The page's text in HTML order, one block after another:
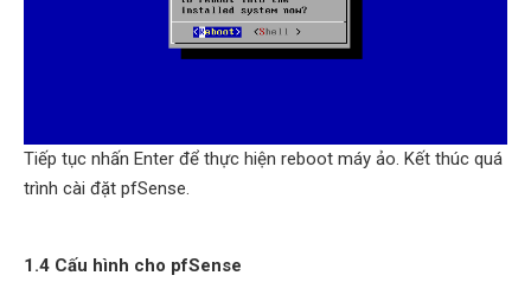
Tiếp tục nhấn Enter để thực hiện reboot máy ảo. Kết thúc quá
trình cài đặt pfSense.
1.4 Cấu hình cho pfSense